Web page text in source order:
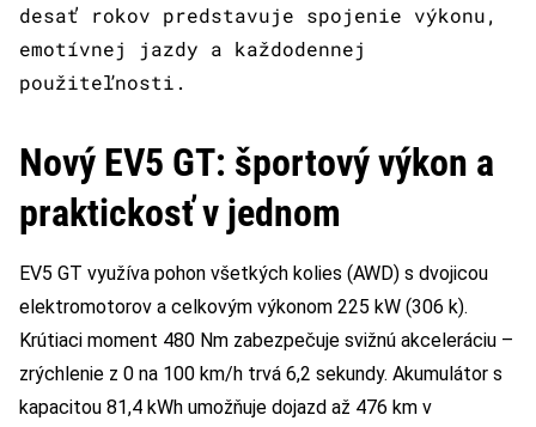
desať rokov predstavuje spojenie výkonu,
emotívnej jazdy a každodennej
použiteľnosti.
Nový EV5 GT: športový výkon a
praktickosť v jednom
EV5 GT využíva pohon všetkých kolies (AWD) s dvojicou
elektromotorov a celkovým výkonom 225 kW (306 k).
Krútiaci moment 480 Nm zabezpečuje svižnú akceleráciu –
zrýchlenie z 0 na 100 km/h trvá 6,2 sekundy. Akumulátor s
kapacitou 81,4 kWh umožňuje dojazd až 476 km v